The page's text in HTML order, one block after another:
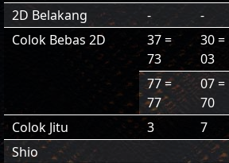
2D Belakang
- -
Colok Bebas 2D
37 =
73
30 =
03
77 =
77
07 =
70
Colok Jitu
3 7
Shio